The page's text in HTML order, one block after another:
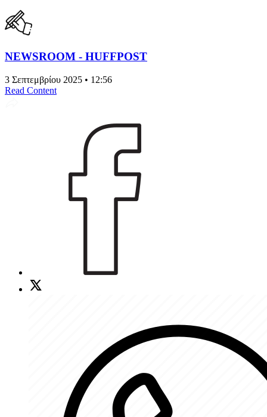
NEWSROOM - HUFFPOST
3 Σεπτεμβρίου 2025 • 12:56
Read Content